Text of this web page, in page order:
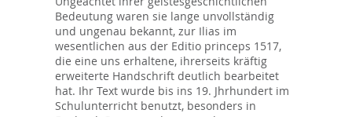
Bedeutung waren sie lange unvollständig
und ungenau bekannt, zur Ilias im
wesentlichen aus der Editio princeps 1517,
die eine uns erhaltene, ihrerseits kräftig
erweiterte Handschrift deutlich bearbeitet
hat. Ihr Text wurde bis ins 19. Jhrhundert im
Schulunterricht benutzt, besonders in